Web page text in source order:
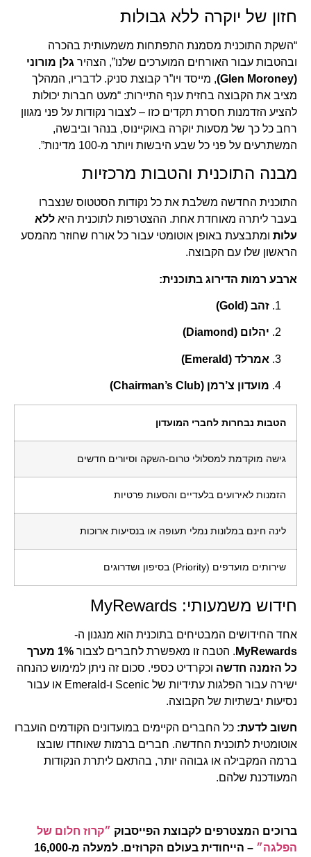
חזון של יוקרה ללא גבולות
“השקת התוכנית מסמנת התפתחות משמעותית בהכרה
ובהטבות עבור האורחים המוערכים שלנו”, הצהיר גלן מורוני
(Glen Moroney)
, מייסד ויו”ר קבוצת סניק. לדבריו, המהלך
מציב את הקבוצה בחזית ענף התיירות: “מעט חברות יכולות
להציע הזדמנות חסרת תקדים כזו – לצבור נקודות על פני מגוון
רחב כל כך של מסעות יוקרה באוקיינוס, בנהר וביבשה,
המשתרעים על פני כל שבע היבשות ויותר מ-100 מדינות”.
מבנה התוכנית והטבות מרכזיות
התוכנית החדשה משלבת את כל נקודות הסטטוס שנצברו
בעבר ליתרה מאוחדת אחת. ההצטרפות לתוכנית היא ללא
עלות ומתבצעת באופן אוטומטי עבור כל אורח שחוזר מהמסע
הראשון שלו עם הקבוצה.
ארבע רמות הדירוג בתוכנית:
זהב (Gold)
יהלום (Diamond)
אמרלד (Emerald)
מועדון צ’רמן (Chairman’s Club)
הטבות נבחרות לחברי המועדון
גישה מוקדמת למסלולי טרום-השקה וסיורים חדשים
הזמנות לאירועים בלעדיים והסעות פרטיות
לינה חינם במלונות נמלי תעופה או בנסיעות ארוכות
שירותים מועדפים (Priority) בסיפון ושדרוגים
חידוש משמעותי: MyRewards
אחד החידושים המבטיחים בתוכנית הוא מנגנון ה-
MyRewards . הטבה זו מאפשרת לחברים לצבור
1% מערך
כל הזמנה חדשה וכקרדיט כספי. סכום זה ניתן למימוש כהנחה
ישירה עבור הפלגות עתידיות של Scenic ו-Emerald או עבור
נסיעות יבשתיות של הקבוצה.
חשוב לדעת: כל החברים הקיימים במועדונים הקודמים הועברו
אוטומטית לתוכנית החדשה. חברים ברמות שאוחדו שובצו
ברמה המקבילה או גבוהה יותר, בהתאם ליתרת הנקודות
המעודכנת שלהם.
ברוכים המצטרפים לקבוצת הפייסבוק ״קרוז חלום של
הפלגה״
– הייחודית בעולם הקרוזים. למעלה מ-16,000